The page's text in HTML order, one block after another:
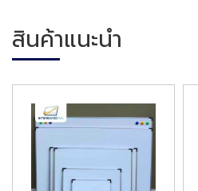
สินค้าแนะนำ